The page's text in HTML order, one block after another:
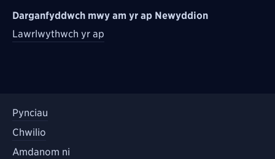
Darganfyddwch mwy am yr ap Newyddion
Lawrlwythwch yr ap
Pynciau
Chwilio
Amdanom ni